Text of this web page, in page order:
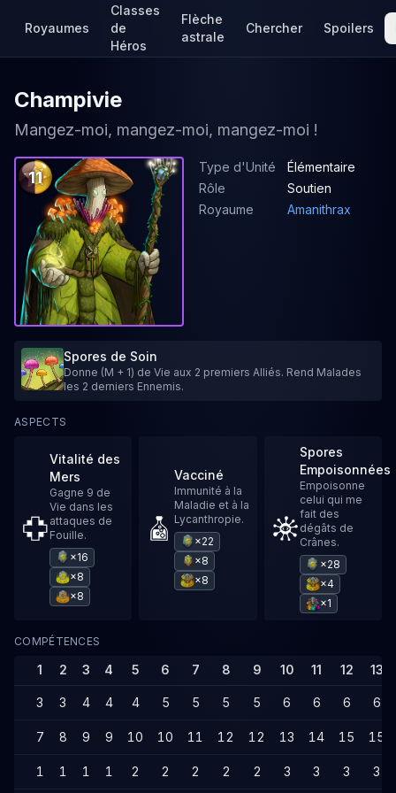
Royaumes
Classes
de
Héros
Flèche
astrale
Chercher Spoilers
Champivie
Mangez-moi, mangez-moi, mangez-moi !
11
Type d'Unité
Élémentaire
Rôle
Soutien
Royaume
Amanithrax
Spores de Soin
Donne (M + 1) de Vie aux 2 premiers Alliés. Rend Malades
les 2 derniers Ennemis.
ASPECTS
Vitalité des
Mers
Gagne 9 de
Vie dans les
attaques de
Fouille.
×16
×8
×8
Vacciné
Immunité à la
Maladie et à la
Lycanthropie.
×22
×8
×8
Spores
Empoisonnées
Empoisonne
celui qui me
fait des
dégâts de
Crânes.
×28
×4
×1
COMPÉTENCES
1 2 3 4 5 6 7 8 9 10 11 12 13
3 3 4 4 4 5 5 5 5 6 6 6 6
7 8 9 9 10 10 11 12 12 13 14 15 15
1 1 1 1 2 2 2 2 2 3 3 3 3